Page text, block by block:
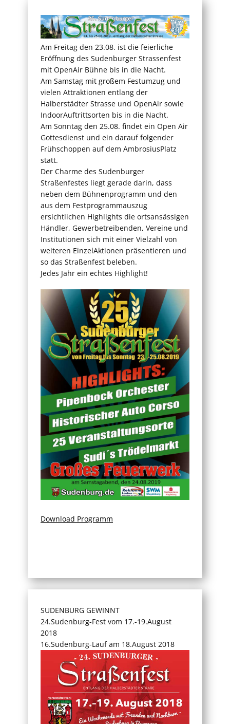
Am Freitag den 23.08. ist die feierliche
Eröffnung des Sudenburger Strassenfest
mit OpenAir Bühne bis in die Nacht.
Am Samstag mit großem Festumzug und
vielen Attraktionen entlang der
Halberstädter Strasse und OpenAir sowie
IndoorAuftrittsorten bis in die Nacht.
Am Sonntag den 25.08. findet ein Open Air
Gottesdienst und ein darauf folgender
Frühschoppen auf dem AmbrosiusPlatz
statt.
Der Charme des Sudenburger
Straßenfestes liegt gerade darin, dass
neben dem Bühnenprogramm und den
aus dem Festprogrammauszug
ersichtlichen Highlights die ortsansässigen
Händler, Gewerbetreibenden, Vereine und
Institutionen sich mit einer Vielzahl von
weiteren EinzelAktionen präsentieren und
so das Straßenfest beleben.
Jedes Jahr ein echtes Highlight!
Download Programm
SUDENBURG GEWINNT
24.Sudenburg-Fest vom 17.-19.August
2018
16.Sudenburg-Lauf am 18.August 2018